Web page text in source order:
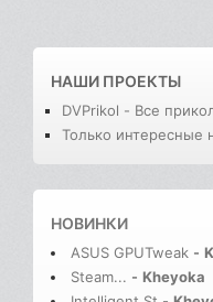
НАШИ ПРОЕКТЫ
DVPrikol - Все
Только интересные
НОВИНКИ
ASUS GPUTweak -
Steam... - Kheyoka